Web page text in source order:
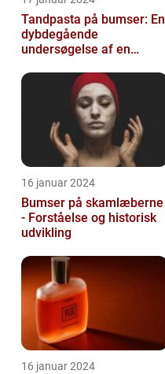
Tandpasta på bumser: En
dybdegående
undersøgelse af en
skønhedsanbefaling
16 januar 2024
Bumser på skamlæberne
- Forståelse og historisk
udvikling
16 januar 2024